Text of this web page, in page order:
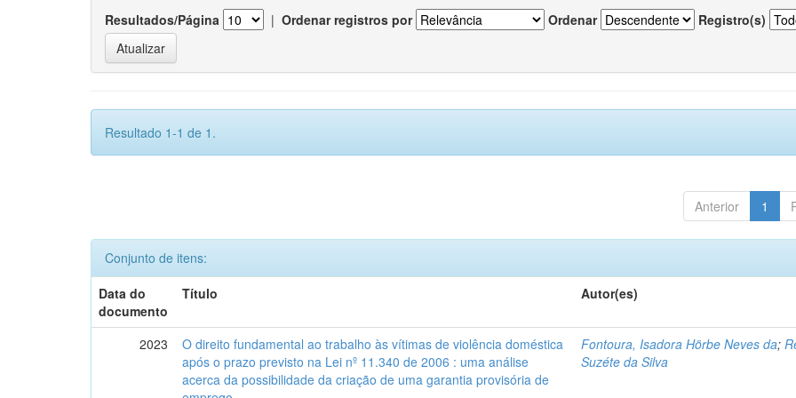
Resultados/Página | Ordenar registros por Ordenar Registro(s)
Resultado 1-1 de 1.
Anterior 1
Conjunto de itens:
Data do
documento
Título Autor(es)
2023
O direito fundamental ao trabalho às vítimas de violência doméstica
após o prazo previsto na Lei nº 11.340 de 2006 : uma análise
acerca da possibilidade da criação de uma garantia provisória de
Fontoura, Isadora Hörbe Neves da;
Suzéte da Silva